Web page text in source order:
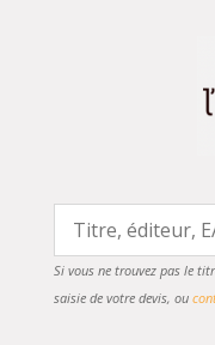
Si vous ne trouvez pas le
saisie de votre devis, ou